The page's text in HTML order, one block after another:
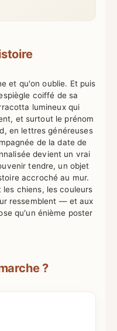
et qu'on oublie. Et puis
coiffé de sa
lumineux qui
et surtout le prénom
en lettres généreuses
de la date de
devient un vrai
tendre, un objet
accroché au mur.
les chiens, les couleurs
ressemblent — et aux
qu'un énième poster
?